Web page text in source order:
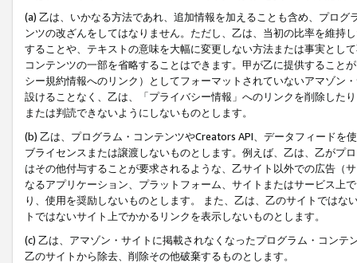
(a) 乙は、いかなる方法であれ、追加情報を加えることも含め、プロ
ンツの改ざんをしてはなりません。ただし、乙は、当初の比率を維持
することや、テキストの意味を大幅に変更しない方法または事実とし
コンテンツの一部を省略することはできます。甲が乙に提供すること
シー規約情報へのリンク）としてフォーマットされていないアマゾン
設けることなく、乙は、「プライバシー情報」へのリンクを削除した
または判読できないようにしないものとします。
(b) 乙は、プログラム・コンテンツやCreators API、データフィード
ブライセンスまたは譲渡しないものとします。例えば、乙は、乙がプ
はその他付与することが要求されるような、乙サイト以外での広告（
なるアプリケーション、プラットフォーム、サイトまたはサービス上
り、使用を奨励しないものとします。 また、乙は、乙のサイトでは
トではないサイト上でかかるリンクを表示しないものとします。
(c) 乙は、アマゾン・サイトに掲載されなくなったプログラム・コン
乙のサイトから除去、削除その他破棄するものとします。